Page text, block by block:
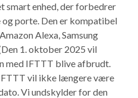
smart enhed, der forbedrer
porte. Den er kompatibel
Alexa, Samsung
1. oktober 2025 vil
med IFTTT blive afbrudt.
vil ikke længere være
Vi undskylder for den